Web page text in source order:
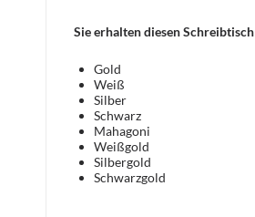
Sie erhalten diesen Schreibtisch
Gold
Weiß
Silber
Schwarz
Mahagoni
Weißgold
Silbergold
Schwarzgold